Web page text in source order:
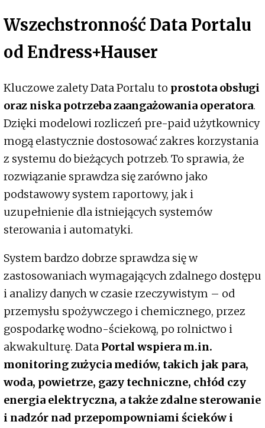
Wszechstronność Data Portalu
od Endress+Hauser
Kluczowe zalety Data Portalu to prostota obsługi
oraz niska potrzeba zaangażowania operatora.
Dzięki modelowi rozliczeń pre-paid użytkownicy
mogą elastycznie dostosować zakres korzystania
z systemu do bieżących potrzeb. To sprawia, że
rozwiązanie sprawdza się zarówno jako
podstawowy system raportowy, jak i
uzupełnienie dla istniejących systemów
sterowania i automatyki.
System bardzo dobrze sprawdza się w
zastosowaniach wymagających zdalnego dostępu
i analizy danych w czasie rzeczywistym – od
przemysłu spożywczego i chemicznego, przez
gospodarkę wodno-ściekową, po rolnictwo i
akwakulturę. Data Portal wspiera m.in.
monitoring zużycia mediów, takich jak para,
woda, powietrze, gazy techniczne, chłód czy
energia elektryczna, a także zdalne sterowanie
i nadzór nad przepompowniami ścieków i